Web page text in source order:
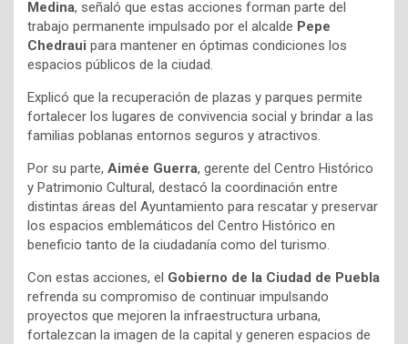
Medina, señaló que estas acciones forman parte del
trabajo permanente impulsado por el alcalde Pepe
Chedraui para mantener en óptimas condiciones los
espacios públicos de la ciudad.
Explicó que la recuperación de plazas y parques permite
fortalecer los lugares de convivencia social y brindar a las
familias poblanas entornos seguros y atractivos.
Por su parte, Aimée Guerra, gerente del Centro Histórico
y Patrimonio Cultural, destacó la coordinación entre
distintas áreas del Ayuntamiento para rescatar y preservar
los espacios emblemáticos del Centro Histórico en
beneficio tanto de la ciudadanía como del turismo.
Con estas acciones, el Gobierno de la Ciudad de Puebla
refrenda su compromiso de continuar impulsando
proyectos que mejoren la infraestructura urbana,
fortalezcan la imagen de la capital y generen espacios de